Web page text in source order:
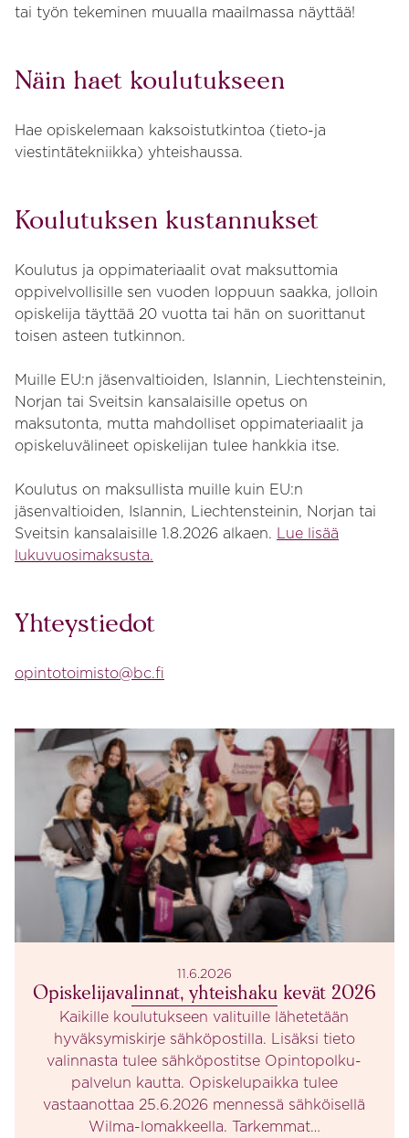
tai työn tekeminen muualla maailmassa näyttää!
Näin haet koulutukseen
Hae opiskelemaan kaksoistutkintoa (tieto-ja
viestintätekniikka) yhteishaussa.
Koulutuksen kustannukset
Koulutus ja oppimateriaalit ovat maksuttomia
oppivelvollisille sen vuoden loppuun saakka, jolloin
opiskelija täyttää 20 vuotta tai hän on suorittanut
toisen asteen tutkinnon.
Muille EU:n jäsenvaltioiden, Islannin, Liechtensteinin,
Norjan tai Sveitsin kansalaisille opetus on
maksutonta, mutta mahdolliset oppimateriaalit ja
opiskeluvälineet opiskelijan tulee hankkia itse.
Koulutus on maksullista muille kuin EU:n
jäsenvaltioiden, Islannin, Liechtensteinin, Norjan tai
Sveitsin kansalaisille 1.8.2026 alkaen. Lue lisää
lukuvuosimaksusta.
Yhteystiedot
opintotoimisto@bc.fi
11.6.2026
Opiskelijavalinnat, yhteishaku kevät 2026
Kaikille koulutukseen valituille lähetetään
hyväksymiskirje sähköpostilla. Lisäksi tieto
valinnasta tulee sähköpostitse Opintopolku-
palvelun kautta. Opiskelupaikka tulee
vastaanottaa 25.6.2026 mennessä sähköisellä
Wilma-lomakkeella. Tarkemmat…